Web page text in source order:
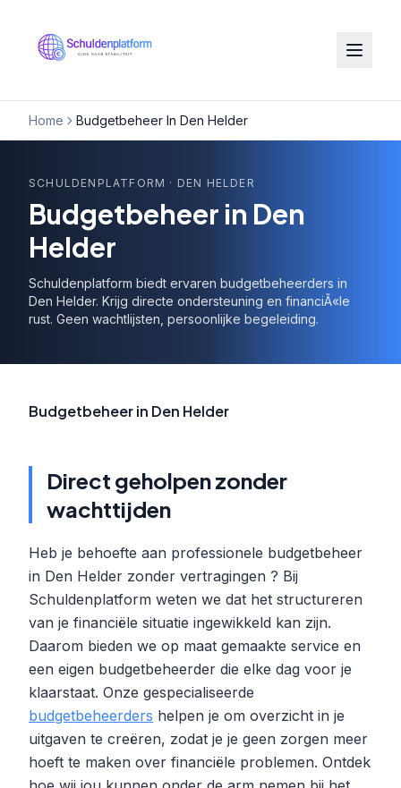
Home Budgetbeheer In Den Helder
SCHULDENPLATFORM · DEN HELDER
Budgetbeheer in Den
Helder
Schuldenplatform biedt ervaren budgetbeheerders in
Den Helder. Krijg directe ondersteuning en financiÃ«le
rust. Geen wachtlijsten, persoonlijke begeleiding.
Budgetbeheer in Den Helder
Direct geholpen zonder
wachttijden
Heb je behoefte aan professionele budgetbeheer
in Den Helder zonder vertragingen ? Bij
Schuldenplatform weten we dat het structureren
van je financiële situatie ingewikkeld kan zijn.
Daarom bieden we op maat gemaakte service en
een eigen budgetbeheerder die elke dag voor je
klaarstaat. Onze gespecialiseerde
budgetbeheerders helpen je om overzicht in je
uitgaven te creëren, zodat je je geen zorgen meer
hoeft te maken over financiële problemen. Ontdek